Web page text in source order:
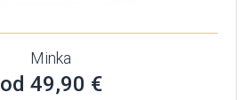
Minka
od 49,90 €